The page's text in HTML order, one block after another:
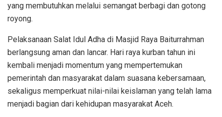
yang membutuhkan melalui semangat berbagi dan gotong
royong.
Pelaksanaan Salat Idul Adha di Masjid Raya Baiturrahman
berlangsung aman dan lancar. Hari raya kurban tahun ini
kembali menjadi momentum yang mempertemukan
pemerintah dan masyarakat dalam suasana kebersamaan,
sekaligus memperkuat nilai-nilai keislaman yang telah lama
menjadi bagian dari kehidupan masyarakat Aceh.